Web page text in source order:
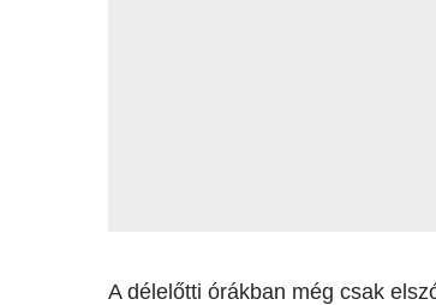
A délelőtti órákban még csak